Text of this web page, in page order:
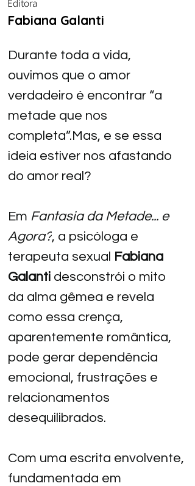
Editora
Fabiana Galanti
Durante toda a vida,
ouvimos que o amor
verdadeiro é encontrar “a
metade que nos
completa”.Mas, e se essa
ideia estiver nos afastando
do amor real?
Em Fantasia da Metade... e
Agora?, a psicóloga e
terapeuta sexual
Fabiana
Galanti desconstrói o mito
da alma gêmea e revela
como essa crença,
aparentemente romântica,
pode gerar dependência
emocional, frustrações e
relacionamentos
desequilibrados.
Com uma escrita envolvente,
fundamentada em